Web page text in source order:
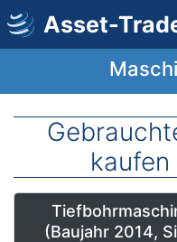
Direkt
zum
Inhalt
Asset-
kaufen
(Baujahr 2014,